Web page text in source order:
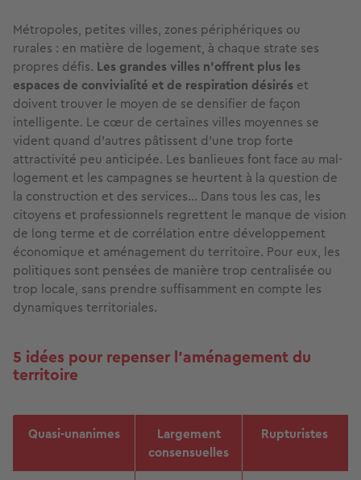
Métropoles, petites villes, zones périphériques ou
rurales : en matière de logement, à chaque strate ses
propres défis. Les grandes villes n’offrent plus les
espaces de convivialité et de respiration désirés et
doivent trouver le moyen de se densifier de façon
intelligente. Le cœur de certaines villes moyennes se
vident quand d’autres pâtissent d'une trop forte
attractivité peu anticipée. Les banlieues font face au mal-
logement et les campagnes se heurtent à la question de
la construction et des services... Dans tous les cas, les
citoyens et professionnels regrettent le manque de vision
de long terme et de corrélation entre développement
économique et aménagement du territoire. Pour eux, les
politiques sont pensées de manière trop centralisée ou
trop locale, sans prendre suffisamment en compte les
dynamiques territoriales.
5 idées pour repenser l’aménagement du
territoire
Quasi-unanimes
Largement
consensuelles
Rupturistes